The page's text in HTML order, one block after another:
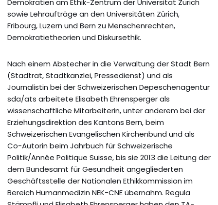
Demokratien am Ethik-Zentrum der Universität Zürich
sowie Lehraufträge an den Universitäten Zürich,
Fribourg, Luzern und Bern zu Menschenrechten,
Demokratietheorien und Diskursethik.
Nach einem Abstecher in die Verwaltung der Stadt Bern
(Stadtrat, Stadtkanzlei, Pressedienst) und als
Journalistin bei der Schweizerischen Depeschenagentur
sda/ats arbeitete Elisabeth Ehrensperger als
wissenschaftliche Mitarbeiterin, unter anderem bei der
Erziehungsdirektion des Kantons Bern, beim
Schweizerischen Evangelischen Kirchenbund und als
Co-Autorin beim Jahrbuch für Schweizerische
Politik/Année Politique Suisse, bis sie 2013 die Leitung der
dem Bundesamt für Gesundheit angegliederten
Geschäftsstelle der Nationalen Ethikkommission im
Bereich Humanmedizin NEK-CNE übernahm. Regula